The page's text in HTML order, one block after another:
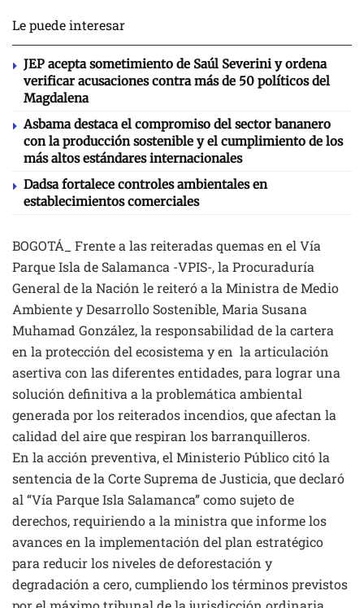
Le puede interesar
JEP acepta sometimiento de Saúl Severini y ordena
verificar acusaciones contra más de 50 políticos del
Magdalena
Asbama destaca el compromiso del sector bananero
con la producción sostenible y el cumplimiento de los
más altos estándares internacionales
Dadsa fortalece controles ambientales en
establecimientos comerciales
BOGOTÁ_ Frente a las reiteradas quemas en el Vía
Parque Isla de Salamanca -VPIS-, la Procuraduría
General de la Nación le reiteró a la Ministra de Medio
Ambiente y Desarrollo Sostenible, Maria Susana
Muhamad González, la responsabilidad de la cartera
en la protección del ecosistema y en la articulación
asertiva con las diferentes entidades, para lograr una
solución definitiva a la problemática ambiental
generada por los reiterados incendios, que afectan la
calidad del aire que respiran los barranquilleros.
En la acción preventiva, el Ministerio Público citó la
sentencia de la Corte Suprema de Justicia, que declaró
al “Vía Parque Isla Salamanca” como sujeto de
derechos, requiriendo a la ministra que informe los
avances en la implementación del plan estratégico
para reducir los niveles de deforestación y
degradación a cero, cumpliendo los términos previstos